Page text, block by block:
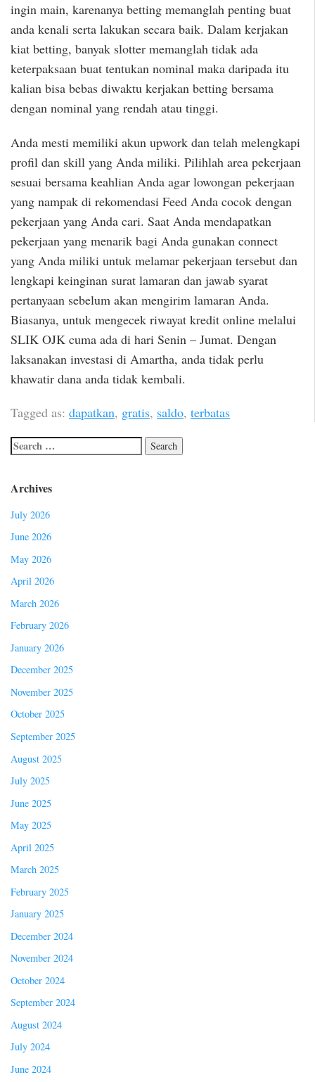
ingin main, karenanya betting memanglah penting buat
anda kenali serta lakukan secara baik. Dalam kerjakan
kiat betting, banyak slotter memanglah tidak ada
keterpaksaan buat tentukan nominal maka daripada itu
kalian bisa bebas diwaktu kerjakan betting bersama
dengan nominal yang rendah atau tinggi.
Anda mesti memiliki akun upwork dan telah melengkapi
profil dan skill yang Anda miliki. Pilihlah area pekerjaan
sesuai bersama keahlian Anda agar lowongan pekerjaan
yang nampak di rekomendasi Feed Anda cocok dengan
pekerjaan yang Anda cari. Saat Anda mendapatkan
pekerjaan yang menarik bagi Anda gunakan connect
yang Anda miliki untuk melamar pekerjaan tersebut dan
lengkapi keinginan surat lamaran dan jawab syarat
pertanyaan sebelum akan mengirim lamaran Anda.
Biasanya, untuk mengecek riwayat kredit online melalui
SLIK OJK cuma ada di hari Senin – Jumat. Dengan
laksanakan investasi di Amartha, anda tidak perlu
khawatir dana anda tidak kembali.
Tagged as: dapatkan, gratis, saldo, terbatas
Archives
July 2026
June 2026
May 2026
April 2026
March 2026
February 2026
January 2026
December 2025
November 2025
October 2025
September 2025
August 2025
July 2025
June 2025
May 2025
April 2025
March 2025
February 2025
January 2025
December 2024
November 2024
October 2024
September 2024
August 2024
July 2024
June 2024